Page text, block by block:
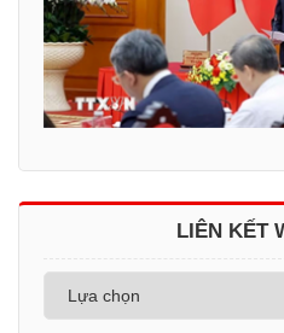
LIÊN KẾT